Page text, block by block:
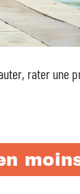
rater une